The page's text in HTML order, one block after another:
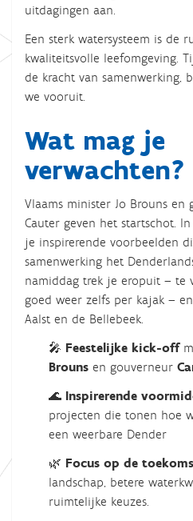
i
t
e
g
r
a
l
w
a
t
e
r
b
e
l
uitdagingen aan.
Een sterk watersysteem is de
kwaliteitsvolle leefomgeving.
de kracht van samenwerking,
we vooruit.
Wat mag je
verwachten?
Vlaams minister Jo Brouns en
Cauter geven het startschot.
je inspirerende voorbeelden
samenwerking het
namiddag trek je eropuit – te
goed weer zelfs per kajak –
Aalst en de Bellebeek.
🎤 Feestelijke kick-off
Brouns en gouverneur
🌊 Inspirerende
projecten die tonen hoe
een weerbare Dender
🌿 Focus op de
landschap, betere
ruimtelijke keuzes.